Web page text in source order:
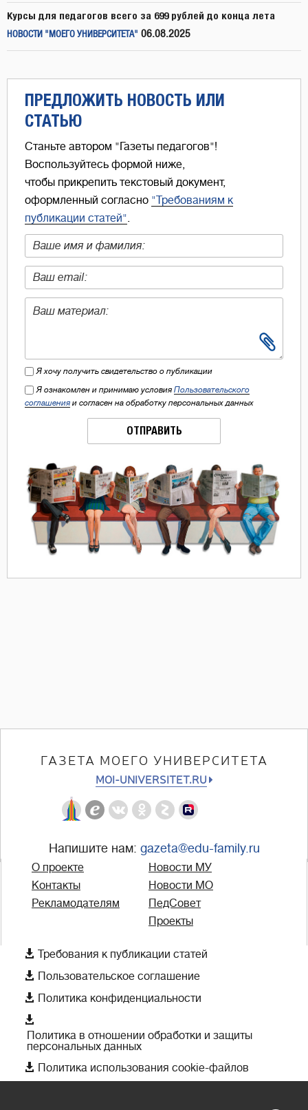
Курсы для педагогов всего за 699 рублей до конца лета
НОВОСТИ "МОЕГО УНИВЕРСИТЕТА" 06.08.2025
ПРЕДЛОЖИТЬ НОВОСТЬ ИЛИ
СТАТЬЮ
Станьте автором "Газеты педагогов"!
Воспользуйтесь формой ниже,
чтобы прикрепить текстовый документ,
оформленный согласно "Требованиям к
публикации статей".
Я хочу получить свидетельство о публикации
Я ознакомлен и принимаю условия Пользовательского
соглашения и согласен на обработку персональных данных
ОТПРАВИТЬ
ГАЗЕТА МОЕГО УНИВЕРСИТЕТА
MOI-UNIVERSITET.RU
Напишите нам: gazeta@edu-family.ru
О проекте
Контакты
Рекламодателям
Новости МУ
Новости МО
ПедСовет
Проекты
 Требования к публикации статей
 Пользовательское соглашение
 Политика конфиденциальности

Политика в отношении обработки и защиты
персональных данных
 Политика использования cookie-файлов